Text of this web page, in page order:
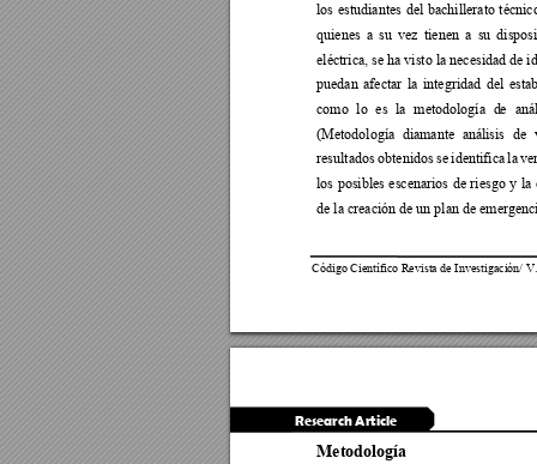
Código Científico Revista de Investigación/ V.
los estudiantes del bachillerato
quienes a su vez tienen a su
eléctrica, se ha visto la necesidad de i
puedan afectar la integridad del
como lo es la metodología de
(Metodología diamante análisis de
resultados obtenidos se identifica la
los posibles escenarios de riesgo y la
de la creación de un plan de
Research Article
Metodología